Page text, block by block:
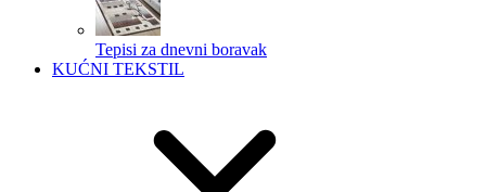
Tepisi za dnevni boravak
KUĆNI TEKSTIL